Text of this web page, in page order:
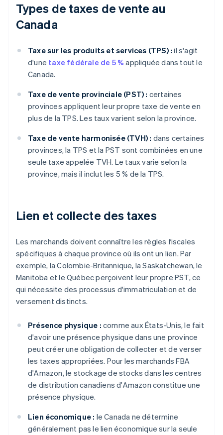
Types de taxes de vente au
Canada
Taxe sur les produits et services (TPS) : il s'agit
d'une taxe fédérale de 5 % appliquée dans tout le
Canada.
Taxe de vente provinciale (PST) : certaines
provinces appliquent leur propre taxe de vente en
plus de la TPS. Les taux varient selon la province.
Taxe de vente harmonisée (TVH) : dans certaines
provinces, la TPS et la PST sont combinées en une
seule taxe appelée TVH. Le taux varie selon la
province, mais il inclut les 5 % de la TPS.
Lien et collecte des taxes
Les marchands doivent connaître les règles fiscales
spécifiques à chaque province où ils ont un lien. Par
exemple, la Colombie-Britannique, la Saskatchewan, le
Manitoba et le Québec perçoivent leur propre PST, ce
qui nécessite des processus d'immatriculation et de
versement distincts.
Présence physique : comme aux États-Unis, le fait
d'avoir une présence physique dans une province
peut créer une obligation de collecter et de verser
les taxes appropriées. Pour les marchands FBA
d'Amazon, le stockage de stocks dans les centres
de distribution canadiens d'Amazon constitue une
présence physique.
Lien économique : le Canada ne détermine
généralement pas le lien économique sur la seule